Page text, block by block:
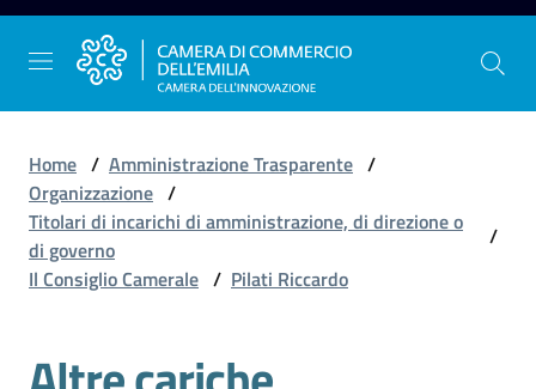
Vai al contenuto
Vai alla navigazione
Vai al footer
La
Camera
dell'Emilia
Home / Amministrazione Trasparente /
Organizzazione /
Titolari di incarichi di amministrazione, di direzione o
di governo
/
Il Consiglio Camerale / Pilati Riccardo